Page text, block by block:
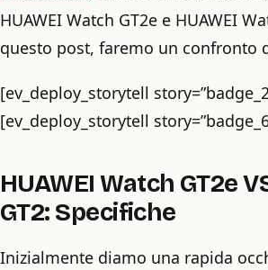
HUAWEI Watch GT2e e HUAWEI
questo post, faremo un confronto
[ev_deploy_storytell
[ev_deploy_storytell
HUAWEI Watch GT2e
GT2: Specifiche
Inizialmente diamo una rapida